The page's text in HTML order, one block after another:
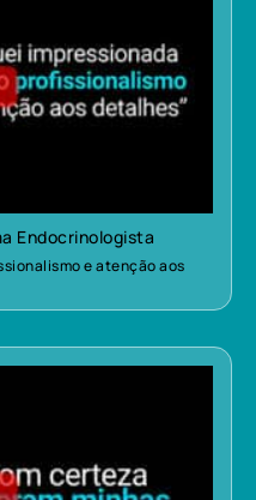
Endocrinologista
e atenção aos